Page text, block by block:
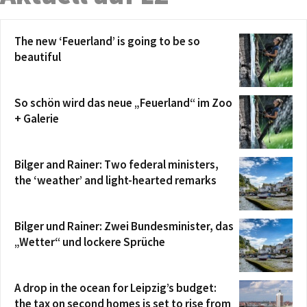
The new ‘Feuerland’ is going to be so
beautiful
So schön wird das neue „Feuerland“ im Zoo
+ Galerie
Bilger and Rainer: Two federal ministers,
the ‘weather’ and light-hearted remarks
Bilger und Rainer: Zwei Bundesminister, das
„Wetter“ und lockere Sprüche
A drop in the ocean for Leipzig’s budget:
the tax on second homes is set to rise from